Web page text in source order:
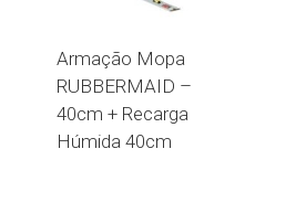
Armação Mopa
RUBBERMAID –
40cm + Recarga
Húmida 40cm